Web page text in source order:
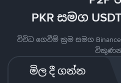
PKR සමග
විවිධ ගෙවීම් ක්‍රම සමග
මිල දී ගන්න